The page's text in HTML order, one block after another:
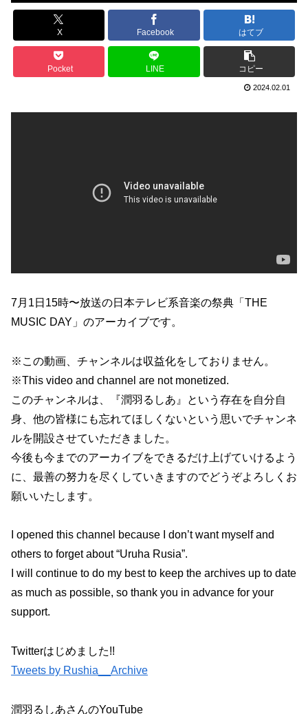
X Facebook はてブ
Pocket LINE コピー
2024.02.01
7月1日15時〜放送の日本テレビ系音楽の祭典「THE
MUSIC DAY」のアーカイブです。
※この動画、チャンネルは収益化をしておりません。
※This video and channel are not monetized.
このチャンネルは、『潤羽るしあ』という存在を自分自
身、他の皆様にも忘れてほしくないという思いでチャンネ
ルを開設させていただきました。
今後も今までのアーカイブをできるだけ上げていけるよう
に、最善の努力を尽くしていきますのでどうぞよろしくお
願いいたします。
I opened this channel because I don’t want myself and
others to forget about “Uruha Rusia”.
I will continue to do my best to keep the archives up to date
as much as possible, so thank you in advance for your
support.
Twitterはじめました!!
Tweets by Rushia__Archive
潤羽るしあさんのYouTube